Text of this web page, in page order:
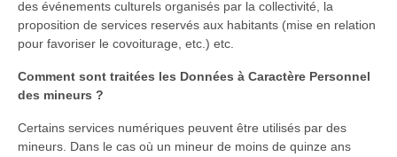
des événements culturels organisés par la collectivité, la
proposition de services reservés aux habitants (mise en relation
pour favoriser le covoiturage, etc.) etc.
Comment sont traitées les Données à Caractère Personnel
des mineurs ?
Certains services numériques peuvent être utilisés par des
mineurs. Dans le cas où un mineur de moins de quinze ans